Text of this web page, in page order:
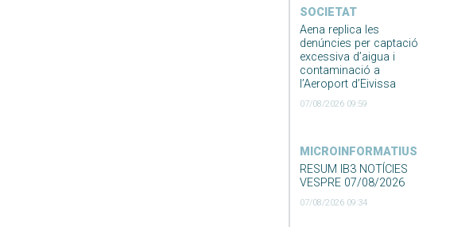
SOCIETAT
Aena replica les
denúncies per captació
excessiva d’aigua i
contaminació a
l’Aeroport d’Eivissa
07/08/2026 09:59
MICROINFORMATIUS
RESUM IB3 NOTÍCIES
VESPRE 07/08/2026
07/08/2026 09:34